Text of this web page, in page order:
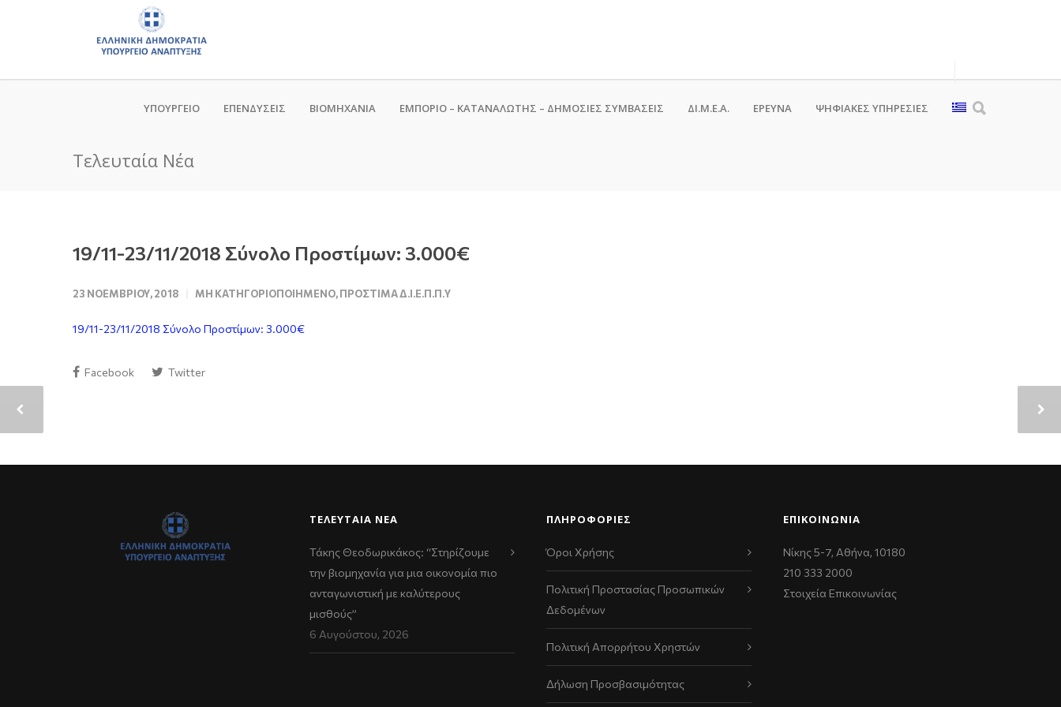
ΥΠΟΥΡΓΕΙΟ ΕΠΕΝΔΥΣΕΙΣ ΒΙΟΜΗΧΑΝΙΑ ΕΜΠΟΡΙΟ – ΚΑΤΑΝΑΛΩΤΗΣ – ΔΗΜΟΣΙΕΣ ΣΥΜΒΑΣΕΙΣ ΔΙ.Μ.Ε.Α. ΕΡΕΥΝΑ ΨΗΦΙΑΚΈΣ ΥΠΗΡΕΣΊΕΣ
Τελευταία Νέα
19/11-23/11/2018 Σύνολο Προστίμων: 3.000€
23 ΝΟΕΜΒΡΊΟΥ, 2018 ΜΗ ΚΑΤΗΓΟΡΙΟΠΟΙΗΜΈΝΟ,ΠΡΌΣΤΙΜΑ Δ.Ι.Ε.Π.Π.Υ
19/11-23/11/2018 Σύνολο Προστίμων: 3.000€
Facebook Twitter
ΤΕΛΕΥΤΑΊΑ ΝΈΑ
Τάκης Θεοδωρικάκος: “Στηρίζουμε
την βιομηχανία για μια οικονομία πιο
ανταγωνιστική με καλύτερους
μισθούς”
6 Αυγούστου, 2026
ΠΛΗΡΟΦΟΡΙΕΣ
Όροι Χρήσης
Πολιτική Προστασίας Προσωπικών
Δεδομένων
Πολιτική Απορρήτου Χρηστών
Δήλωση Προσβασιμότητας
ΕΠΙΚΟΙΝΩΝΊΑ
Νίκης 5-7, Αθήνα, 10180
210 333 2000
Στοιχεία Επικοινωνίας